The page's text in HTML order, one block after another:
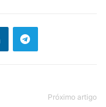
Próximo artigo